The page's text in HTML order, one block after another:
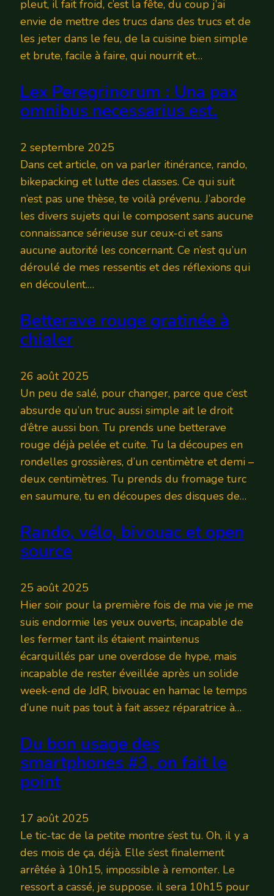
pleut, il fait froid, c’est la fête, du coup j’ai
envie de mettre des trucs dans des trucs et de
les jeter dans le feu, de la cuisine bien simple
et brute, facile à faire, qui nourrit et…
Lex Peregrinorum : Una pax
omnibus necessarius est.
2 septembre 2025
Dans cet article, on va parler itinérance, rando,
bikepacking et lutte des classes. Ce qui suit
n’est pas une thèse, te voilà prévenu. J’aborde
les divers sujets qui le composent sans aucune
connaissance sérieuse sur ceux-ci et sans
aucune autorité les concernant. Ce n’est qu’un
déroulé de mes ressentis et des réflexions qui
en découlent.…
Betterave rouge gratinée à
chialer
26 août 2025
Un peu de salé, pour changer, parce que c’est
absurde qu’un truc aussi simple ait le droit
d’être aussi bon. Tu prends une betterave
rouge déjà pelée et cuite. Tu la découpes en
rondelles grossières, d’un centimètre et demi –
deux centimètres. Tu prends du fromage turc
en saumure, tu en découpes des disques de…
Rando, vélo, bivouac et open
source
25 août 2025
Hier soir pour la première fois de ma vie je me
suis endormie les yeux ouverts, incapable de
les fermer tant ils étaient maintenus
écarquillés par une overdose de hype, mais
incapable de rester éveillée après un solide
week-end de JdR, bivouac en hamac le temps
d’une nuit pas tout à fait assez réparatrice à…
Du bon usage des
smartphones #3, on fait le
point
17 août 2025
Le tic-tac de la petite montre s’est tu. Oh, il y a
des mois de ça, déjà. Elle s’est finalement
arrêtée à 10h15, impossible à remonter. Le
ressort a cassé, je suppose. il sera 10h15 pour